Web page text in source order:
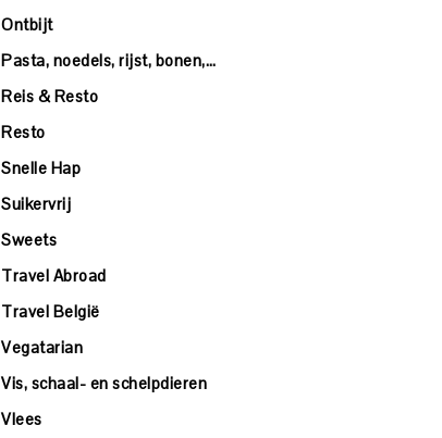
Ontbijt
Pasta, noedels, rijst, bonen,…
Reis & Resto
Resto
Snelle Hap
Suikervrij
Sweets
Travel Abroad
Travel België
Vegatarian
Vis, schaal- en schelpdieren
Vlees